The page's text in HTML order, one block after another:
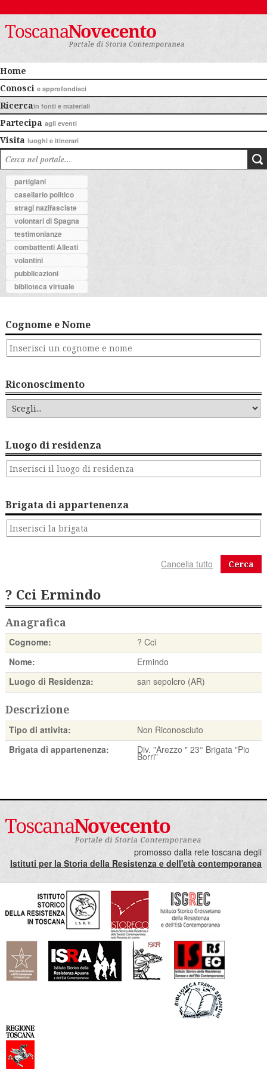
Home
Conosci e approfondisci
Ricercain fonti e materiali
Partecipa agli eventi
Visita luoghi e itinerari
partigiani
casellario politico
stragi nazifasciste
volontari di Spagna
testimonianze
combattenti Alleati
volantini
pubblicazioni
biblioteca virtuale
Cognome e Nome
Riconoscimento
Luogo di residenza
Brigata di appartenenza
Cerca
? Cci Ermindo
Anagrafica
Cognome:
? Cci
Nome:
Ermindo
Luogo di Residenza:
san sepolcro (AR)
Descrizione
Tipo di attivita:
Non Riconosciuto
Brigata di appartenenza:
Div. "Arezzo " 23° Brigata "Pio
Borri"
promosso dalla rete toscana degli
Istituti per la Storia della Resistenza e dell'età contemporanea